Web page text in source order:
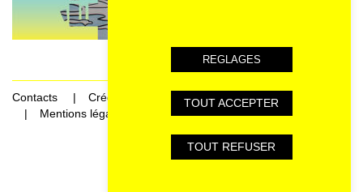
Contacts
Crédits
Mentions légales et données personnelles
REGLAGES
TOUT ACCEPTER
TOUT REFUSER